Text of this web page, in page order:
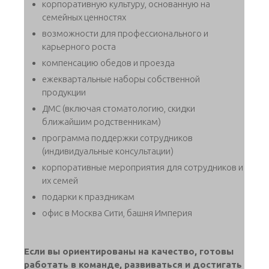
корпоративную культуру, основанную на
семейных ценностях
возможности для профессионального и
карьерного роста
компенсацию обедов и проезда
ежеквартальные наборы собственной
продукции
ДМС (включая стоматологию, скидки
ближайшим родственникам)
программа поддержки сотрудников
(индивидуальные консультации)
корпоративные мероприятия для сотрудников и
их семей
подарки к праздникам
офис в Москва Сити, башня Империя
Если вы ориентированы на качество, готовы
работать в команде, развиваться и достигать